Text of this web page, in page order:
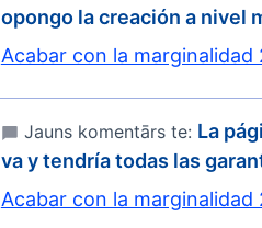
opongo la creación a nivel
Acabar con la marginalidad
Jauns komentārs te: La
va y tendría todas las
Acabar con la marginalidad